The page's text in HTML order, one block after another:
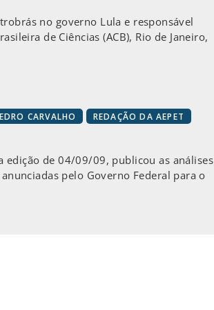
no governo Lula e responsável
de Ciências (ACB), Rio de Janeiro,
CARVALHO REDAÇÃO DA AEPET
edição de 04/09/09, publicou as análises
pelo Governo Federal para o